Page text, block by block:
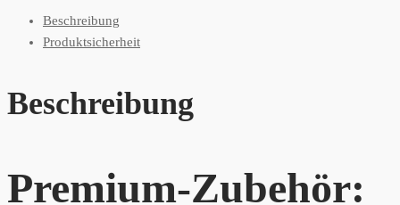
Beschreibung
Produktsicherheit
Beschreibung
Premium-Zubehör: